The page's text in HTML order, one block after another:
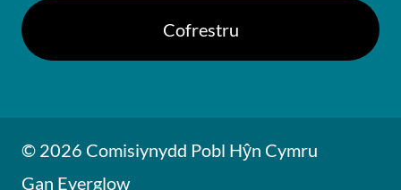
© 2026 Comisiynydd Pobl Hŷn Cymru
Gan Everglow